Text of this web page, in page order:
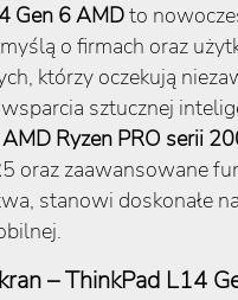
Gen 6 AMDto
o firmach oraz
którzy oczekują
sztucznej
Ryzen PRO serii
oraz zaawansowane
stanowi doskonałe
– ThinkPad L14